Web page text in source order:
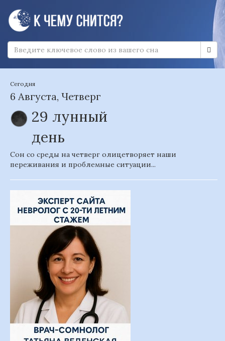
Сегодня
6 Августа, Четверг
29 лунный
день
Сон со среды на четверг олицетворяет наши
переживания и проблемные ситуации...